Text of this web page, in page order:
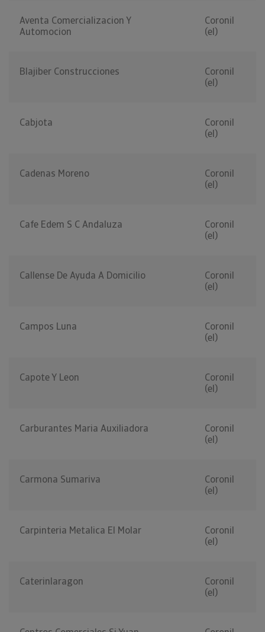
Aventa Comercializacion Y
Automocion
Coronil
(el)
Blajiber Construcciones
Coronil
(el)
Cabjota
Coronil
(el)
Cadenas Moreno
Coronil
(el)
Cafe Edem S C Andaluza
Coronil
(el)
Callense De Ayuda A Domicilio
Coronil
(el)
Campos Luna
Coronil
(el)
Capote Y Leon
Coronil
(el)
Carburantes Maria Auxiliadora
Coronil
(el)
Carmona Sumariva
Coronil
(el)
Carpinteria Metalica El Molar
Coronil
(el)
Caterinlaragon
Coronil
(el)